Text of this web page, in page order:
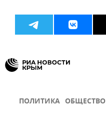
ПОЛИТИКА ОБЩЕСТВО